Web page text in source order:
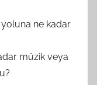
ne kadar
müzik veya